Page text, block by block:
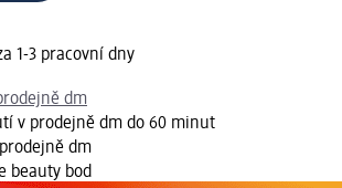
1-3 pracovní dny
dm
v prodejně dm do 60 minut
dm
beauty bod